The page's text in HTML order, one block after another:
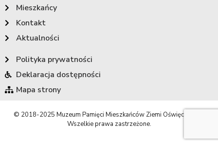
Mieszkańcy
Kontakt
Aktualności
Polityka prywatności
Deklaracja dostępności
Mapa strony
© 2018-2025 Muzeum Pamięci Mieszkańców Ziemi Oświęcimskiej.
Wszelkie prawa zastrzeżone.